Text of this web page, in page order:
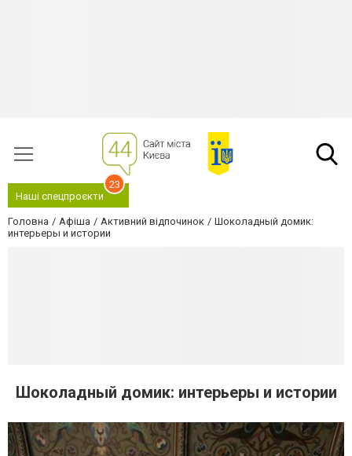
Наші спецпроєкти
23
Головна Афіша Активний відпочинок
Шоколадный домик:
интерьеры и истории
Шоколадный домик: интерьеры и истории